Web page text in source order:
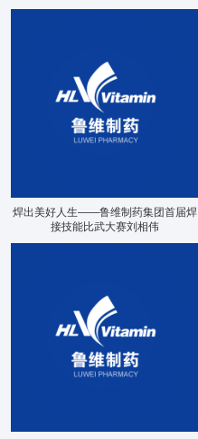
焊出美好人生——鲁维制药集团首届焊
接技能比武大赛刘相伟
产品展示 企业文化
联系我们